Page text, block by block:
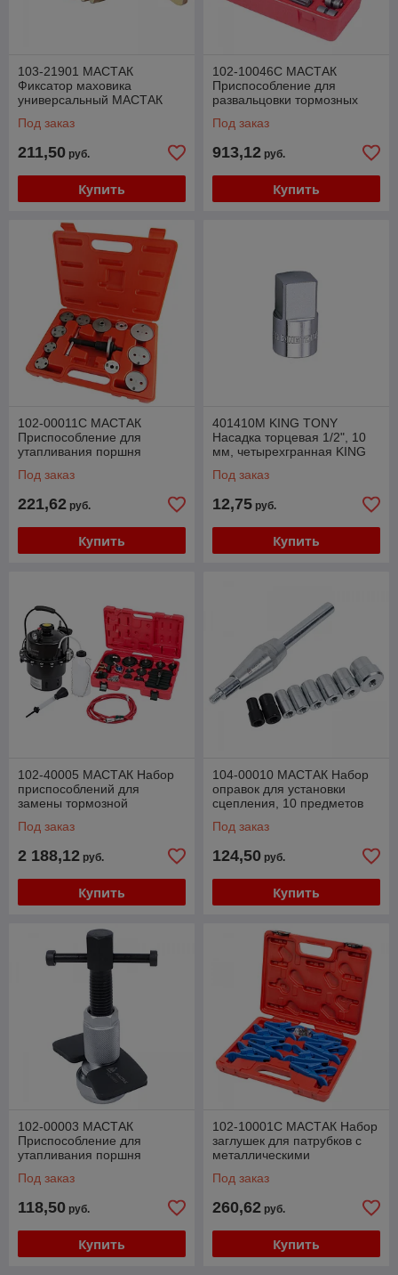
103-21901 МАСТАК
Фиксатор маховика
универсальный МАСТАК
Под заказ
211,50 руб.
Купить
102-10046C МАСТАК
Приспособление для
развальцовки тормозных
предметов МАСТАК
Под заказ
913,12 руб.
Купить
102-00011C МАСТАК
Приспособление для
утапливания поршня
13 предметов МАСТАК
Под заказ
221,62 руб.
Купить
401410M KING TONY
Насадка торцевая 1/2", 10
мм, четырехгранная KING
Под заказ
12,75 руб.
Купить
102-40005 МАСТАК Набор
приспособлений для
замены тормозной
крышек адаптеров, 17 пр.
Под заказ
2 188,12 руб.
Купить
104-00010 МАСТАК Набор
оправок для установки
сцепления, 10 предметов
Под заказ
124,50 руб.
Купить
102-00003 МАСТАК
Приспособление для
утапливания поршня
3 предмета МАСТАК 102-
Под заказ
118,50 руб.
Купить
102-10001C МАСТАК Набор
заглушек для патрубков с
металлическими
предметов МАСТАК
Под заказ
260,62 руб.
Купить